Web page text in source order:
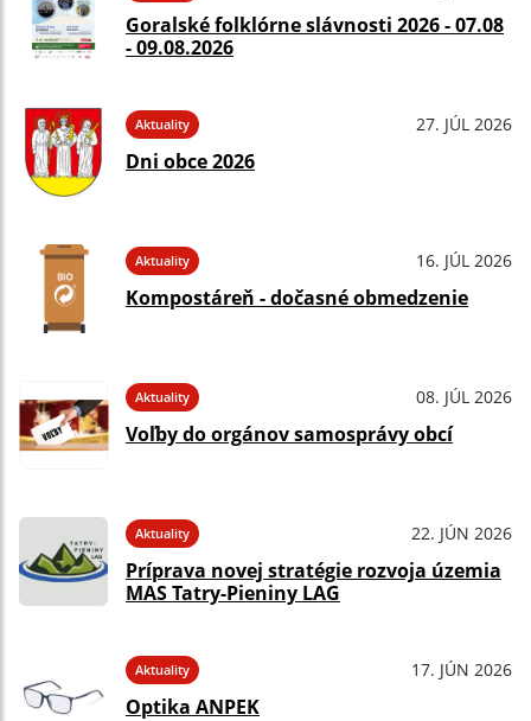
Goralské folklórne slávnosti 2026 - 07.08
- 09.08.2026
Aktuality 27. JÚL 2026
Dni obce 2026
Aktuality 16. JÚL 2026
Kompostáreň - dočasné obmedzenie
Aktuality 08. JÚL 2026
Voľby do orgánov samosprávy obcí
Aktuality 22. JÚN 2026
Príprava novej stratégie rozvoja územia
MAS Tatry-Pieniny LAG
Aktuality 17. JÚN 2026
Optika ANPEK